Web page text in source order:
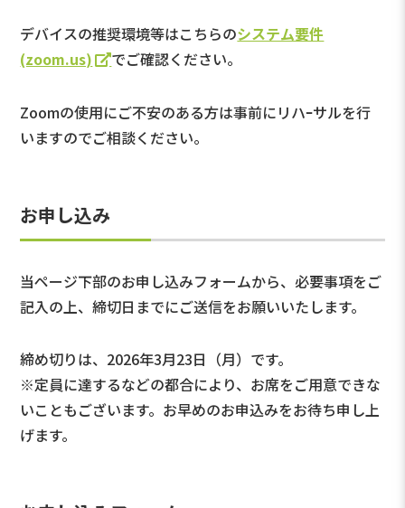
デバイスの推奨環境等はこちらのシステム要件
(zoom.us)
でご確認ください。
Zoomの使用にご不安のある方は事前にリハｰサルを行
いますのでご相談ください。
お申し込み
当ページ下部のお申し込みフォームから、必要事項をご
記入の上、締切日までにご送信をお願いいたします。
締め切りは、2026年3月23日（月）です。
※定員に達するなどの都合により、お席をご用意できな
いこともございます。お早めのお申込みをお待ち申し上
げます。